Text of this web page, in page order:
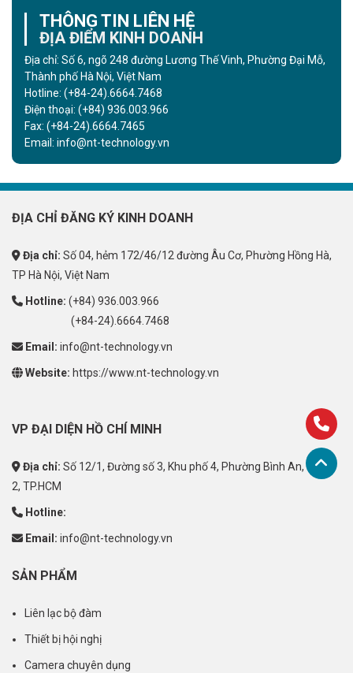
THÔNG TIN LIÊN HỆ
ĐỊA ĐIỂM KINH DOANH
Địa chỉ: Số 6, ngõ 248 đường Lương Thế Vinh, Phường Đại Mỗ,
Thành phố Hà Nội, Việt Nam
Hotline: (+84-24).6664.7468
Điện thoại: (+84) 936.003.966
Fax: (+84-24).6664.7465
Email: info@nt-technology.vn
ĐỊA CHỈ ĐĂNG KÝ KINH DOANH
Địa chỉ: Số 04, hẻm 172/46/12 đường Âu Cơ, Phường Hồng Hà,
TP Hà Nội, Việt Nam
Hotline: (+84) 936.003.966
(+84-24).6664.7468
Email: info@nt-technology.vn
Website: https://www.nt-technology.vn
VP ĐẠI DIỆN HỒ CHÍ MINH
Địa chỉ: Số 12/1, Đường số 3, Khu phố 4, Phường Bình An, Quận
2, TP.HCM
Hotline:
Email: info@nt-technology.vn
SẢN PHẨM
Liên lạc bộ đàm
Thiết bị hội nghị
Camera chuyên dụng